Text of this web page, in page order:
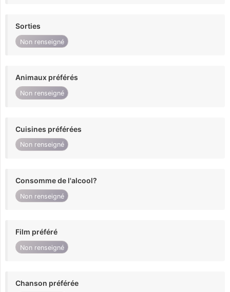
Sorties
Non renseigné
Animaux préférés
Non renseigné
Cuisines préférées
Non renseigné
Consomme de l'alcool?
Non renseigné
Film préféré
Non renseigné
Chanson préférée